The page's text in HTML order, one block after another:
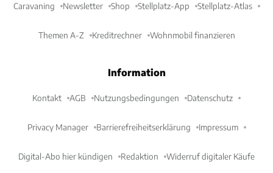
Caravaning Newsletter Shop Stellplatz-App Stellplatz-Atlas
Themen A-Z Kreditrechner Wohnmobil finanzieren
Information
Kontakt AGB Nutzungsbedingungen Datenschutz
Privacy Manager Barrierefreiheitserklärung Impressum
Digital-Abo hier kündigen Redaktion Widerruf digitaler Käufe